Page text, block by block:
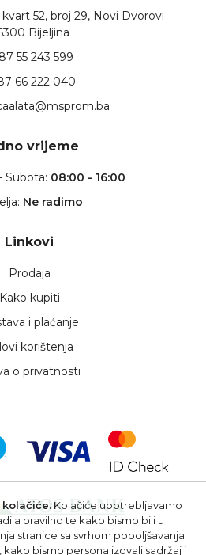
52, broj 29, Novi Dvorovi
Bijeljina
55 243 599
66 222 040
vrijeme
Subota: 08:00 - 16:00
Ne radimo
Linkovi
Prodaja
Kako kupiti
i plaćanje
korištenja
o privatnosti
Kolačiće upotrebljavamo
pravilno te kako bismo bili u
stranice sa svrhom poboljšavanja
bismo personalizovali sadržaj i